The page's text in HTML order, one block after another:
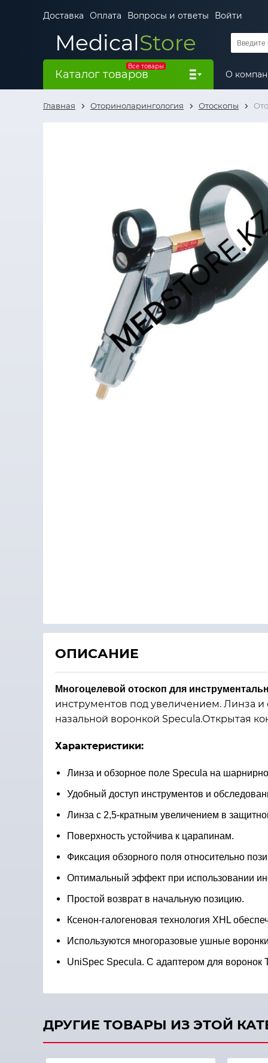
Доставка Оплата Вопросы и ответы Войти
MedicalStore
Все товары
Каталог товаров О
Главная Оториноларингология Отоскопы
ОПИСАНИЕ
Многоцелевой отоскоп для
инструментов под увеличением. Линза
назальной воронкой Specula.Открытая
Характеристики:
Линза и обзорное поле Specula на
Удобный доступ инструментов и
Линза с 2,5-кратным увеличением в
Поверхность устойчива к царапинам.
Фиксация обзорного поля относительно
Оптимальный эффект при использовании
Простой возврат в начальную позицию.
Ксенон-галогеновая технология XHL
Используются многоразовые ушные
UniSpec Specula. C адаптером для
ДРУГИЕ ТОВАРЫ ИЗ ЭТОЙ